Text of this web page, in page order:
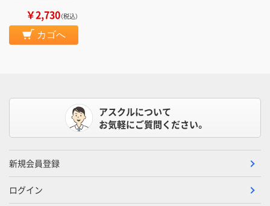
￥2,730（税込）
カゴへ
アスクルについて
お気軽にご質問ください。
新規会員登録
ログイン